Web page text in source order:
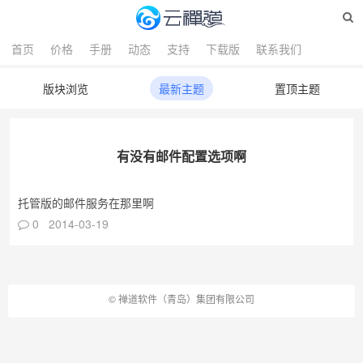
首页 价格 手册 动态 支持 下载版 联系我们
版块浏览 最新主题 置顶主题
有没有邮件配置选项啊
托管版的邮件服务在那里啊
0 2014-03-19
©禅道软件（青岛）集团有限公司